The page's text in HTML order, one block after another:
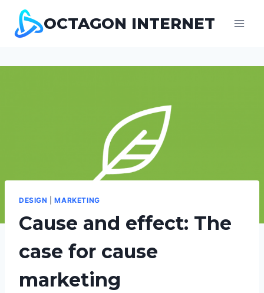
content
OCTAGON INTERNET
DESIGN |MARKETING
Cause and effect: The
case for cause
marketing